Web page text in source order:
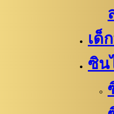
เด็
ซิน